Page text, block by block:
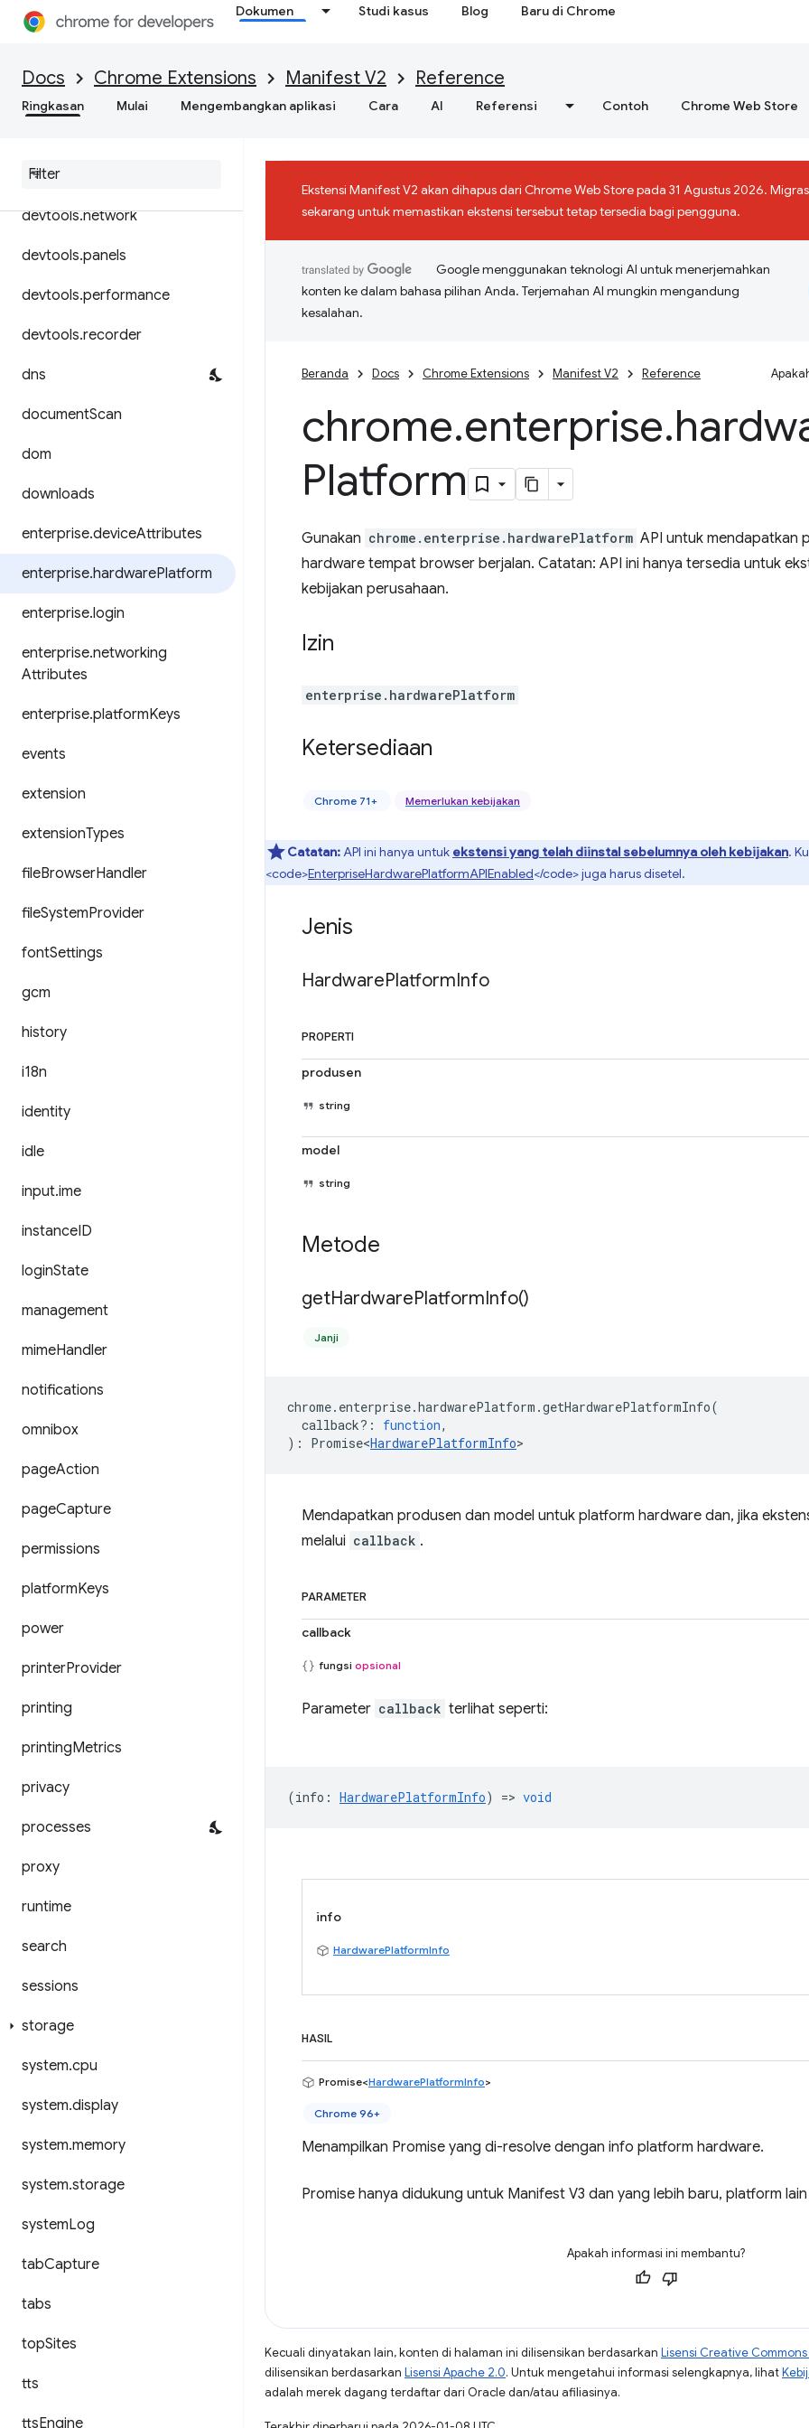
Dokumen Studi kasus Blog Baru di Chrome
Docs Chrome Extensions Manifest V2 Reference
Ringkasan Mulai Mengembangkan aplikasi Cara AI Referensi Contoh Chrome Web Store
declarativeContent
declarativeWebRequest
devtools
devtools.network
devtools.panels
devtools.performance
devtools.recorder
dns
documentScan
dom
downloads
enterprise.deviceAttributes
enterprise.hardwarePlatform
enterprise.login
enterprise.networking
Attributes
enterprise.platformKeys
events
extension
extensionTypes
fileBrowserHandler
fileSystemProvider
fontSettings
gcm
history
i18n
identity
idle
input.ime
instanceID
loginState
management
mimeHandler
notifications
omnibox
pageAction
pageCapture
permissions
platformKeys
power
printerProvider
printing
printingMetrics
privacy
processes
proxy
runtime
search
sessions
storage
system.cpu
system.display
system.memory
system.storage
systemLog
tabCapture
tabs
topSites
tts
tts Engine
Ekstensi Manifest V2 akan dihapus dari Chrome Web Store pada 31 Agustus 2026.
sekarang untuk memastikan ekstensi tersebut tetap tersedia bagi pengguna.
Google menggunakan teknologi AI untuk menerjemahkan
konten ke dalam bahasa pilihan Anda. Terjemahan AI mungkin mengandung
kesalahan.
Beranda Docs Chrome Extensions Manifest V2 Reference
chrome.enterprise.
Platform
Gunakan chrome.enterprise.hardwarePlatform API untuk mendapatkan
hardware tempat browser berjalan. Catatan: API ini hanya tersedia untuk
kebijakan perusahaan.
Izin
enterprise.hardwarePlatform
Ketersediaan
Chrome 71+ Memerlukan kebijakan
Catatan:API ini hanya untuk ekstensi yang telah diinstal sebelumnya oleh kebijakan.
<code>EnterpriseHardwarePlatformAPIEnabled</code> juga harus disetel.
Jenis
HardwarePlatformInfo
PROPERTI
produsen
string
model
string
Metode
getHardwarePlatformInfo()
Janji
chrome. enterprise.hardwarePlatform .getHardwarePlatformInfo(
callback? : function,
) : Promise<HardwarePlatformInfo>
Mendapatkan produsen dan model untuk platform hardware dan, jika
melalui callback .
PARAMETER
callback
fungsi opsional
Parameter callback terlihat seperti:
(info : HardwarePlatformInfo) => void
info
HardwarePlatformInfo
HASIL
Promise<HardwarePlatformInfo>
Chrome 96+
Menampilkan Promise yang di-resolve dengan info platform hardware.
Promise hanya didukung untuk Manifest V3 dan yang lebih baru, platform
Apakah informasi ini membantu?
Kecuali dinyatakan lain, konten di halaman ini dilisensikan berdasarkan Lisensi Creative
dilisensikan berdasarkan Lisensi Apache 2.0. Untuk mengetahui informasi selengkapnya, lihat
adalah merek dagang terdaftar dari Oracle dan/atau afiliasinya.